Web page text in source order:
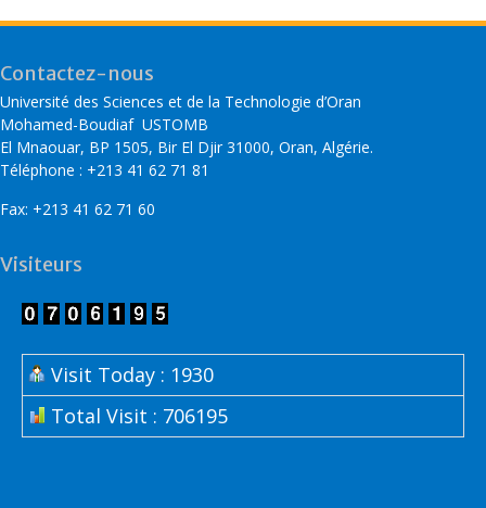
Contactez-nous
Université des Sciences et de la Technologie d’Oran
Mohamed-Boudiaf USTOMB
El Mnaouar, BP 1505, Bir El Djir 31000, Oran, Algérie.
Téléphone : +213 41 62 71 81
Fax: +213 41 62 71 60
Visiteurs
Visit Today : 1930
Total Visit : 706195